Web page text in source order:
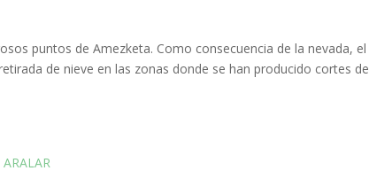
puntos de Amezketa. Como consecuencia de la nevada, el
de nieve en las zonas donde se han producido cortes de